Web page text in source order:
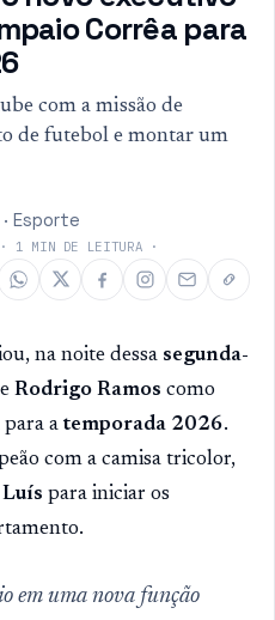
Corrêa para
com a missão de
de futebol e montar um
·Esporte
· 1 MIN DE LEITURA ·
na noite dessa segunda-
Rodrigo Ramos como
para a temporada 2026.
com a camisa tricolor,
Luís para iniciar os
em uma nova função